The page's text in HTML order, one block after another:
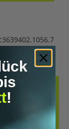
DIESES
NACHHALTIGER
!